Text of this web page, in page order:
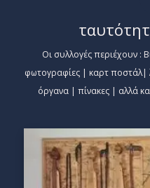
Οι συλλογές περιέχουν :
φωτογραφίες | καρτ ποστάλ|
όργανα | πίνακες | αλλά